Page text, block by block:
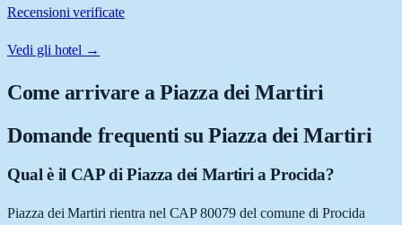
Recensioni verificate
Vedi gli hotel →
Come arrivare aPiazza dei Martiri
Domande frequenti su Piazza dei Martiri
Qual è il CAP di Piazza dei Martiri a Procida?
Piazza dei Martiri rientra nel CAP 80079 del comune di Procida